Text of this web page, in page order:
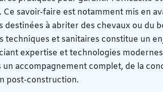
Ce savoir-faire est notamment mis en
à abriter des chevaux ou du
techniques et sanitaires constitue un
expertise et technologies
un accompagnement complet, de la
post-construction.